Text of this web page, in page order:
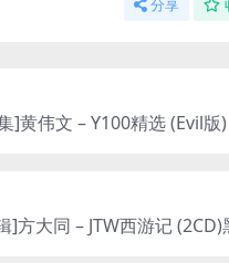
分享
]黄伟文 – Y100精选 (Evil
]方大同 – JTW西游记